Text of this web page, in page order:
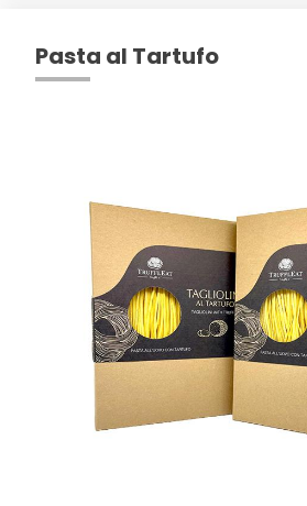
Pasta al Tartufo